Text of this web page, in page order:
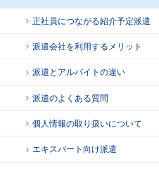
正社員につながる紹介予定派遣
派遣会社を利用するメリット
派遣とアルバイトの違い
派遣のよくある質問
個人情報の取り扱いについて
エキスパート向け派遣